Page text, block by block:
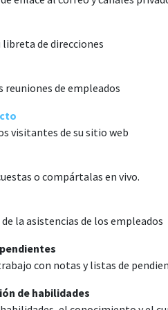
de direcciones
reuniones de empleados
visitantes de su sitio web
o compártalas en vivo.
la asistencias de los empleados
con notas y listas de
de habilidades